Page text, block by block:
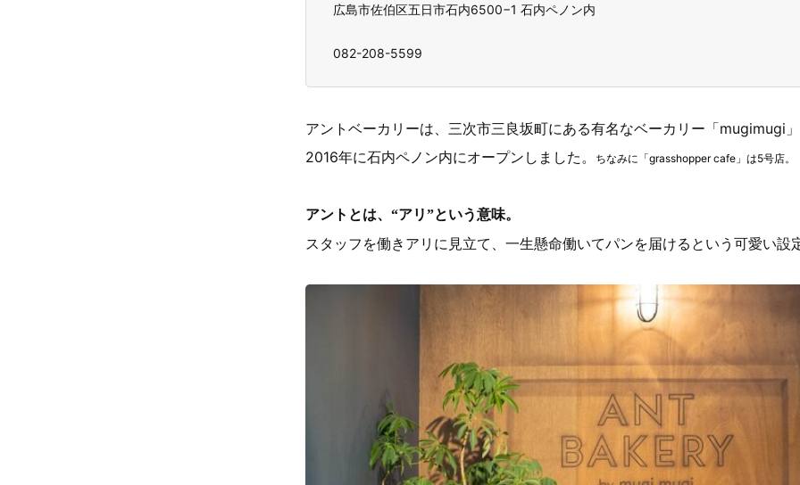
広島市佐伯区五日市石内6500−1 石内ペノン内
082-208-5599
アントベーカリーは、三次市三良坂町にある有名なベーカリー「mugimugi
2016年に石内ペノン内にオープンしました。
ちなみに「grasshopper cafe」は5号店。
アントとは、“アリ”という意味。
スタッフを働きアリに見立て、一生懸命働いてパンを届けるという可愛い設